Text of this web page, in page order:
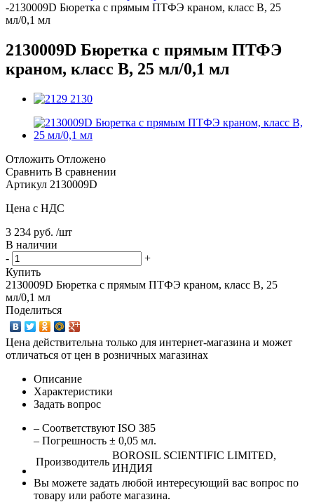
-2130009D Бюретка с прямым ПТФЭ краном, класс В, 25
мл/0,1 мл
2130009D Бюретка с прямым ПТФЭ
краном, класс В, 25 мл/0,1 мл
Отложить Отложено
Сравнить В сравнении
Артикул 2130009D
Цена с НДС
3 234 руб. /шт
В наличии
-
+
Купить
2130009D Бюретка с прямым ПТФЭ краном, класс В, 25
мл/0,1 мл
Поделиться
Цена действительна только для интернет-магазина и может
отличаться от цен в розничных магазинах
Описание
Характеристики
Задать вопрос
– Соответствуют ISO 385
– Погрешность ± 0,05 мл.
Производитель
BOROSIL SCIENTIFIC LIMITED,
ИНДИЯ
Вы можете задать любой интересующий вас вопрос по
товару или работе магазина.